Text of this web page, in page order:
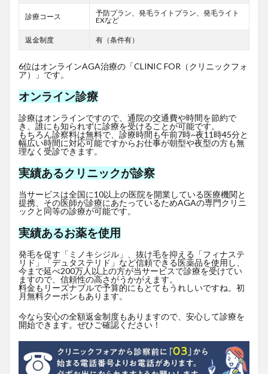
診療コース
予防プラン、発毛ライトプラン、発毛ライト
EXなど
返金制度 有（条件有）
6位はオンラインAGA治療の「CLINIC FOR（クリニックフォ
ア）」です。
オンライン診療
診療はオンラインですので、通院の交通費や時間を節約で
き、誰にも知られずに診療を受けることが可能です。
もちろん診察料は無料で、診療時間も午前7時~夜11時45分と
幅広い時間に対応可能ですからお仕事が朝型や夜型の方も無
理なく受診できます。
実績あるクリニックが診察
当サービスは全国に10以上の医院を開業している医療機関と
提携、その医師が診療にあたっているためAGAの専門クリニ
ックと同等の診療が可能です。
実績あるお薬を使用
発毛を促す「ミノキシジル」、抜け毛を抑える「フィナステ
リド」「デュタステリド」など信頼できる医薬品を使用し、
今まで延べ200万人以上の方が当サービスで診療を受けてい
ますので、信頼性の高さがうかがえます。
料金もリーズナブルで予算的にもとてもうれしいですね。初
月無料クーポンもあります。
今なら安心の全額返金制度もありますので、安心して診療を
開始できます。ぜひご確認ください！